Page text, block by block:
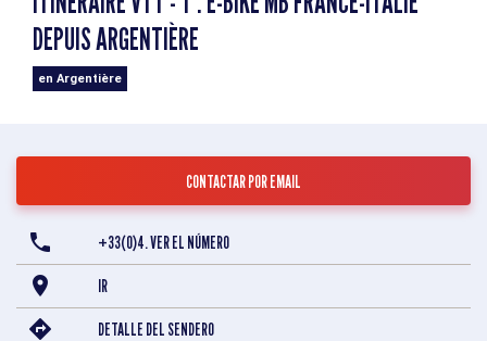
DEPUIS ARGENTIÈRE
en Argentière
CONTACTAR POR EMAIL
+33(0)4. VER EL NÚMERO
IR
DETALLE DEL SENDERO